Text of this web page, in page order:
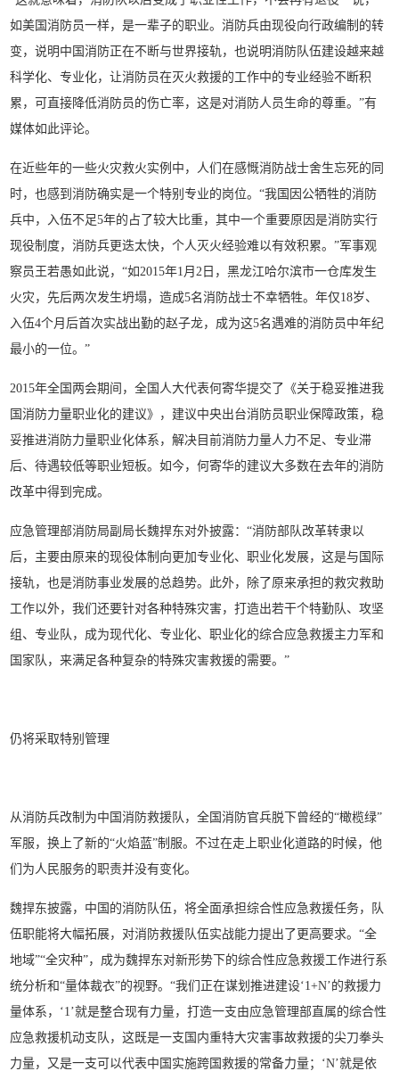
如美国消防员一样，是一辈子的职业。消防兵由现役向行政编制的转
变，说明中国消防正在不断与世界接轨，也说明消防队伍建设越来越
科学化、专业化，让消防员在灭火救援的工作中的专业经验不断积
累，可直接降低消防员的伤亡率，这是对消防人员生命的尊重。”有
媒体如此评论。
在近些年的一些火灾救火实例中，人们在感慨消防战士舍生忘死的同
时，也感到消防确实是一个特别专业的岗位。“我国因公牺牲的消防
兵中，入伍不足5年的占了较大比重，其中一个重要原因是消防实行
现役制度，消防兵更迭太快，个人灭火经验难以有效积累。”军事观
察员王若愚如此说，“如2015年1月2日，黑龙江哈尔滨市一仓库发生
火灾，先后两次发生坍塌，造成5名消防战士不幸牺牲。年仅18岁、
入伍4个月后首次实战出勤的赵子龙，成为这5名遇难的消防员中年纪
最小的一位。”
2015年全国两会期间，全国人大代表何寄华提交了《关于稳妥推进我
国消防力量职业化的建议》，建议中央出台消防员职业保障政策，稳
妥推进消防力量职业化体系，解决目前消防力量人力不足、专业滞
后、待遇较低等职业短板。如今，何寄华的建议大多数在去年的消防
改革中得到完成。
应急管理部消防局副局长魏捍东对外披露：“消防部队改革转隶以
后，主要由原来的现役体制向更加专业化、职业化发展，这是与国际
接轨，也是消防事业发展的总趋势。此外，除了原来承担的救灾救助
工作以外，我们还要针对各种特殊灾害，打造出若干个特勤队、攻坚
组、专业队，成为现代化、专业化、职业化的综合应急救援主力军和
国家队，来满足各种复杂的特殊灾害救援的需要。”
仍将采取特别管理
从消防兵改制为中国消防救援队，全国消防官兵脱下曾经的“橄榄绿”
军服，换上了新的“火焰蓝”制服。不过在走上职业化道路的时候，他
们为人民服务的职责并没有变化。
魏捍东披露，中国的消防队伍，将全面承担综合性应急救援任务，队
伍职能将大幅拓展，对消防救援队伍实战能力提出了更高要求。“全
地域”“全灾种”，成为魏捍东对新形势下的综合性应急救援工作进行系
统分析和“量体裁衣”的视野。“我们正在谋划推进建设‘1+N’的救援力
量体系，‘1’就是整合现有力量，打造一支由应急管理部直属的综合性
应急救援机动支队，这既是一支国内重特大灾害事故救援的尖刀拳头
力量，又是一支可以代表中国实施跨国救援的常备力量；‘N’就是依